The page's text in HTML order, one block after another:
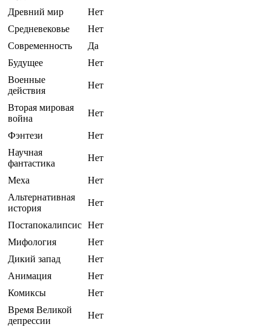
Древний мир
Нет
Средневековье
Нет
Современность
Да
Будущее
Нет
Военные
действия
Нет
Вторая мировая
война
Нет
Фэнтези
Нет
Научная
фантастика
Нет
Меха
Нет
Альтернативная
история
Нет
Постапокалипсис Нет
Мифология
Нет
Дикий запад
Нет
Анимация
Нет
Комиксы
Нет
Время Великой
депрессии
Нет